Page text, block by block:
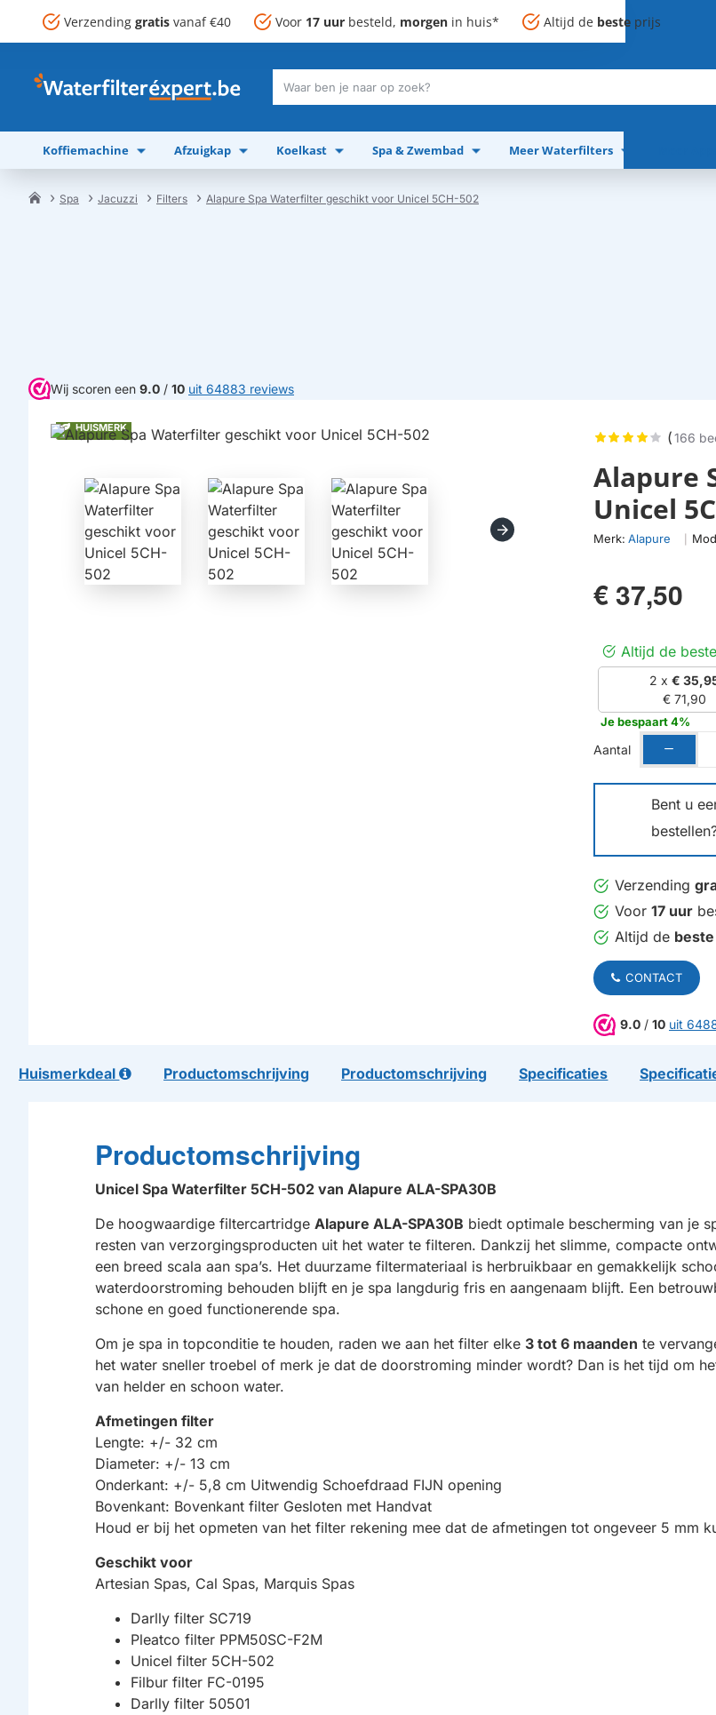
Verzending gratis vanaf €40 Voor 17 uur besteld, morgen in huis* Altijd de beste prijs
Waar
je
naar
op
Koffiemachine Afzuigkap Koelkast Spa & Zwembad Meer Waterfilters
Spa Jacuzzi Filters Alapure Spa Waterfilter geschikt voor Unicel 5CH-502
Wij scoren een 9.0 / 10 uit 64883 reviews
HUISMERK
Alapure
Unicel
Merk: Alapure
(166
€ 37,50
Altijd de
2 x€
€ 71,90
Je bespaart 4%
Bent u
Aantal
Verzending
Voor 17 uur
Altijd de beste
CONTACT
9.0 / 10 uit
Huismerkdeal Productomschrijving Productomschrijving Specificaties
Productomschrijving
Unicel Spa Waterfilter 5CH-502 van Alapure ALA-SPA30B
De hoogwaardige filtercartridge Alapure ALA-SPA30B biedt optimale bescherming van je
resten van verzorgingsproducten uit het water te filteren. Dankzij het slimme, compacte
een breed scala aan spa’s. Het duurzame filtermateriaal is herbruikbaar en gemakkelijk
waterdoorstroming behouden blijft en je spa langdurig fris en aangenaam blijft. Een
schone en goed functionerende spa.
Om je spa in topconditie te houden, raden we aan het filter elke 3 tot 6 maanden te
het water sneller troebel of merk je dat de doorstroming minder wordt? Dan is het tijd om
van helder en schoon water.
Afmetingen filter
Lengte: +/- 32 cm
Diameter: +/- 13 cm
Onderkant: +/- 5,8 cm Uitwendig Schoefdraad FIJN opening
Bovenkant: Bovenkant filter Gesloten met Handvat
Houd er bij het opmeten van het filter rekening mee dat de afmetingen tot ongeveer 5 mm
Geschikt voor
Artesian Spas, Cal Spas, Marquis Spas
Darlly filter SC719
Pleatco filter PPM50SC-F2M
Unicel filter 5CH-502
Filbur filter FC-0195
Darlly filter 50501